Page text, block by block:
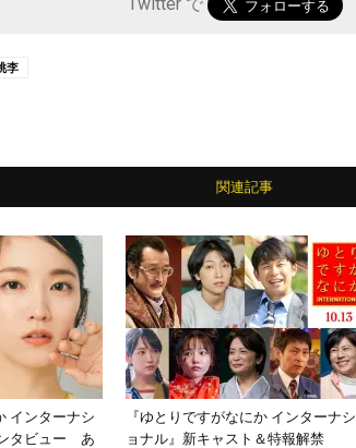
李
関連記事
インターナシ
タビュー あ
『ゆとりですがなにか インターナシ
ョナル』新キャスト＆特報解禁